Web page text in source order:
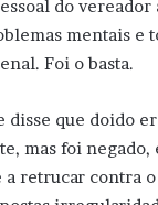
do vereador
mentais e
Foi o basta.
disse que doido
mas foi
a retrucar contra